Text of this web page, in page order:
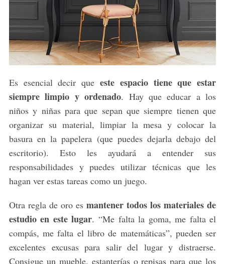
Es esencial decir que este espacio tiene que estar
siempre limpio y ordenado. Hay que educar a los
niños y niñas para que sepan que siempre tienen que
organizar su material, limpiar la mesa y colocar la
basura en la papelera (que puedes dejarla debajo del
escritorio). Esto les ayudará a entender sus
responsabilidades y puedes utilizar técnicas que les
hagan ver estas tareas como un juego.
Otra regla de oro es mantener todos los materiales de
estudio en este lugar. “Me falta la goma, me falta el
compás, me falta el libro de matemáticas”, pueden ser
excelentes excusas para salir del lugar y distraerse.
Consigue un mueble, estanterías o repisas para que los